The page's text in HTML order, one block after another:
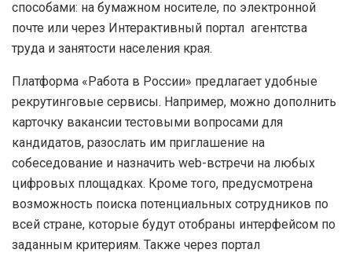
способами: на бумажном носителе, по электронной
почте или через Интерактивный портал агентства
труда и занятости населения края.
Платформа «Работа в России» предлагает удобные
рекрутинговые сервисы. Например, можно дополнить
карточку вакансии тестовыми вопросами для
кандидатов, разослать им приглашение на
собеседование и назначить web-встречи на любых
цифровых площадках. Кроме того, предусмотрена
возможность поиска потенциальных сотрудников по
всей стране, которые будут отобраны интерфейсом по
заданным критериям. Также через портал